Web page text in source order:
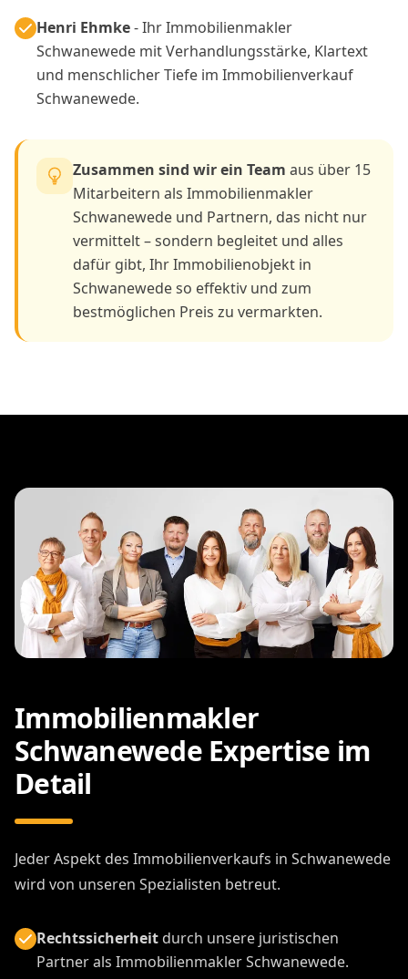
Henri Ehmke- Ihr Immobilienmakler
Schwanewede mit Verhandlungsstärke, Klartext
und menschlicher Tiefe im Immobilienverkauf
Schwanewede.
Zusammen sind wir ein Team aus über 15
Mitarbeitern als Immobilienmakler
Schwanewede und Partnern, das nicht nur
vermittelt – sondern begleitet und alles
dafür gibt, Ihr Immobilienobjekt in
Schwanewede so effektiv und zum
bestmöglichen Preis zu vermarkten.
Immobilienmakler
Schwanewede Expertise im
Detail
Jeder Aspekt des Immobilienverkaufs in Schwanewede
wird von unseren Spezialisten betreut.
Rechtssicherheitdurch unsere juristischen
Partner als Immobilienmakler Schwanewede.